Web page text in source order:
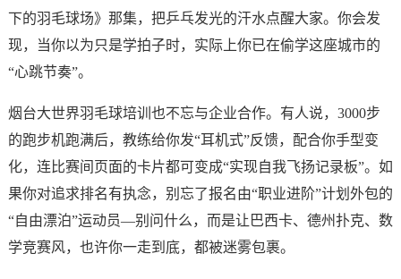
下的羽毛球场》那集，把乒乓发光的汗水点醒大家。你会发
现，当你以为只是学拍子时，实际上你已在偷学这座城市的
“心跳节奏”。
烟台大世界羽毛球培训也不忘与企业合作。有人说，3000步
的跑步机跑满后，教练给你发“耳机式”反馈，配合你手型变
化，连比赛间页面的卡片都可变成“实现自我飞扬记录板”。如
果你对追求排名有执念，别忘了报名由“职业进阶”计划外包的
“自由漂泊”运动员—别问什么，而是让巴西卡、德州扑克、数
学竞赛风，也许你一走到底，都被迷雾包裹。